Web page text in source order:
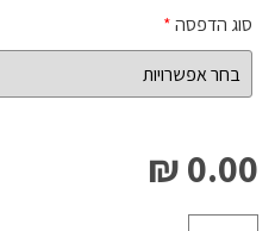
סוג הדפסה*
0.00 ₪